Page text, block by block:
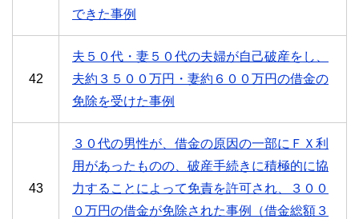
できた事例
42
夫５０代・妻５０代の夫婦が自己破産をし、
夫約３５００万円・妻約６００万円の借金の
免除を受けた事例
43
３０代の男性が、借金の原因の一部にＦＸ利
用があったものの、破産手続きに積極的に協
力することによって免責を許可され、３００
０万円の借金が免除された事例（借金総額３